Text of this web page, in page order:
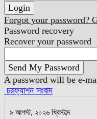
Forgot your password?
Password recovery
Recover your password
A password will be e-
চরফ্যাশন সংবাদ
৯ আগস্ট, ২০২৬ খ্রিস্টাব্দ